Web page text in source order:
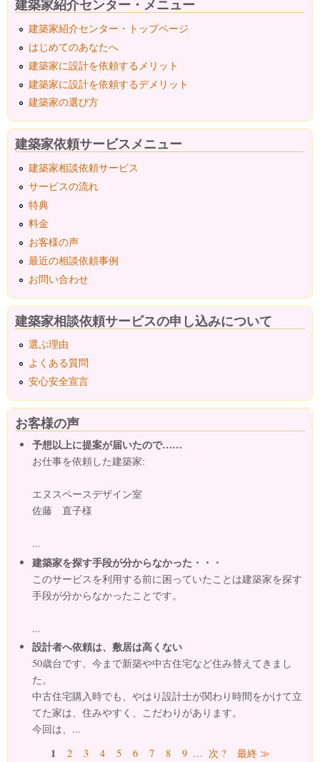
建築家紹介センター・メニュー
建築家紹介センター・トップページ
はじめてのあなたへ
建築家に設計を依頼するメリット
建築家に設計を依頼するデメリット
建築家の選び方
建築家依頼サービスメニュー
建築家相談依頼サービス
サービスの流れ
特典
料金
お客様の声
最近の相談依頼事例
お問い合わせ
建築家相談依頼サービスの申し込みについて
選ぶ理由
よくある質問
安心安全宣言
お客様の声
予想以上に提案が届いたので……
お仕事を依頼した建築家:
エヌスペースデザイン室
佐藤 直子様
...
建築家を探す手段が分からなかった・・・
このサービスを利用する前に困っていたことは建築家を探す
手段が分からなかったことです。
...
設計者へ依頼は、敷居は高くない
50歳台です、今まで新築や中古住宅など住み替えてきまし
た。
中古住宅購入時でも、やはり設計士が関わり時間をかけて立
てた家は、住みやすく、こだわりがあります。
今回は、...
ページ1 2 3 4 5 6 7 8 9 … 次 ? 最終 ≫